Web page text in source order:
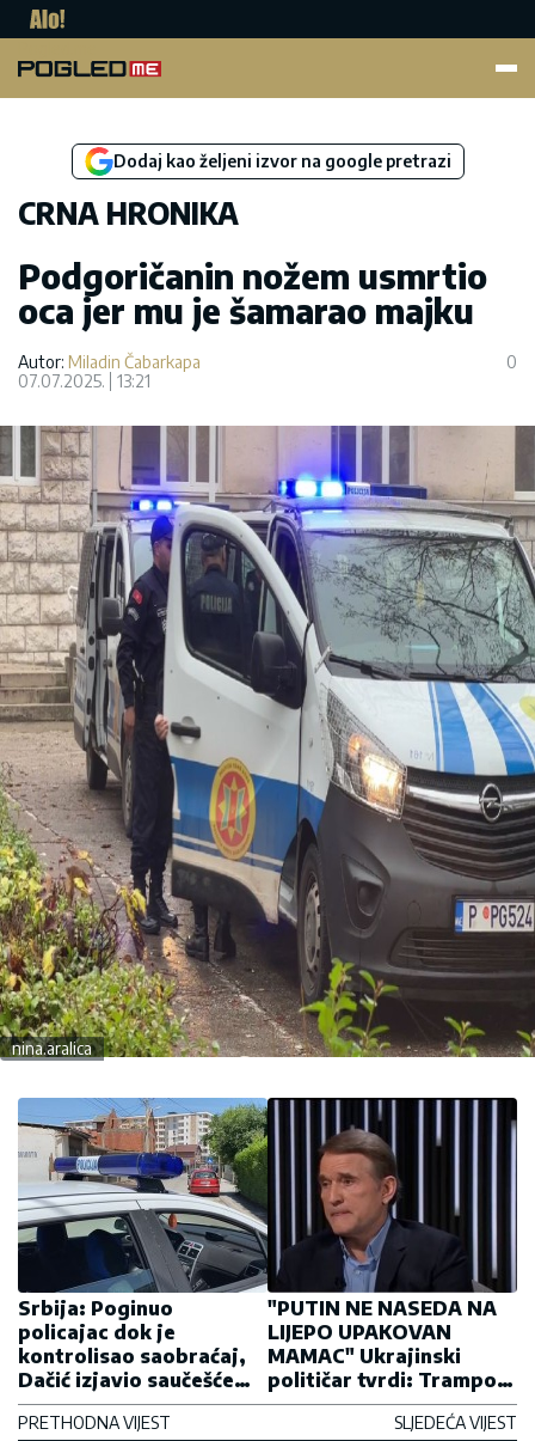
Dodaj kao željeni izvor na google pretrazi
CRNA HRONIKA
Podgoričanin nožem usmrtio
oca jer mu je šamarao majku
Autor: Miladin Čabarkapa
07.07.2025.
13:21
0
nina.aralica
Srbija: Poginuo
policajac dok je
kontrolisao saobraćaj,
Dačić izjavio saučešće
porodici
PRETHODNA VIJEST
"PUTIN NE NASEDA NA
LIJEPO UPAKOVAN
MAMAC" Ukrajinski
političar tvrdi: Trampov
predlog može okončati
rat - ako nije prazna
SLJEDEĆA VIJEST